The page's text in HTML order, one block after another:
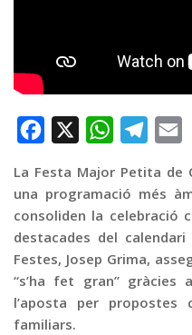
Contacte
Facebook WhatsApp
La Festa Major Petita de
una programació més
consoliden la celebració
destacades del
Festes, Josep Grima,
“s’ha fet gran” gràcies
l’aposta per
familiars.